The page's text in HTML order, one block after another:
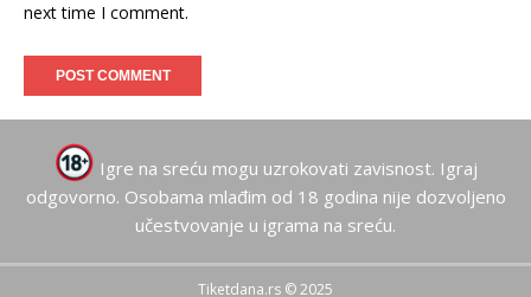
next time I comment.
Igre na sreću mogu uzrokovati zavisnost. Igraj
odgovorno. Osobama mlađim od 18 godina nije dozvoljeno
učestvovanje u igrama na sreću.
Tiketdana.rs © 2025